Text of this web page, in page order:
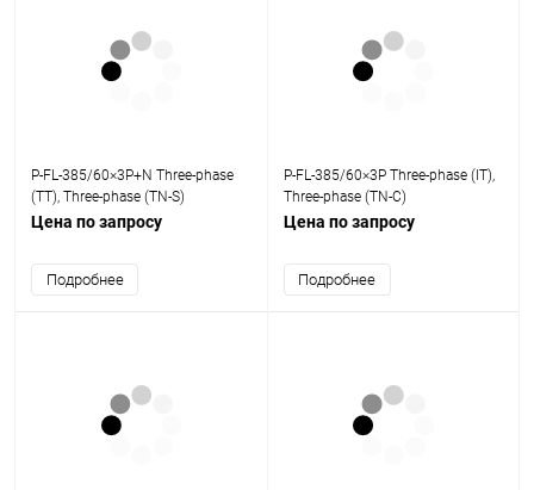
P-FL-385/60×3P+N Three-phase
(TT), Three-phase (TN-S)
Цена по запросу
Подробнее
P-FL-385/60×3P Three-phase (IT),
Three-phase (TN-C)
Цена по запросу
Подробнее